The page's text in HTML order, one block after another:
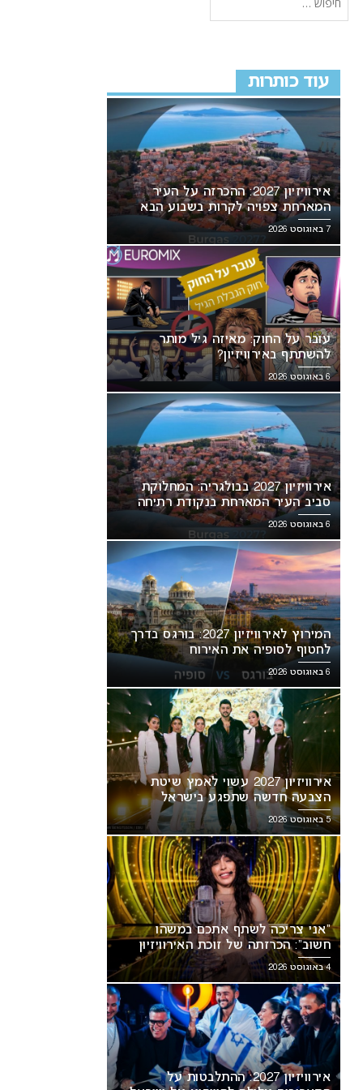
עוד כותרות
אירוויזיון 2027: ההכרזה על העיר
המארחת צפויה לקרות בשבוע הבא
7 באוגוסט 2026
עובר על החוק: מאיזה גיל מותר
להשתתף באירוויזיון?
6 באוגוסט 2026
אירוויזיון 2027 בבולגריה: המחלוקת
סביב העיר המארחת בנקודת רתיחה
6 באוגוסט 2026
המירוץ לאירוויזיון 2027: בורגס בדרך
לחטוף לסופיה את האירוח
6 באוגוסט 2026
אירוויזיון 2027 עשוי לאמץ שיטת
הצבעה חדשה שתפגע בישראל
5 באוגוסט 2026
“אני צריכה לשתף אתכם במשהו
חשוב”: הכרזתה של זוכת האירוויזיון
מסעירה את הרשת
4 באוגוסט 2026
אירוויזיון 2027: ההתלבטות על